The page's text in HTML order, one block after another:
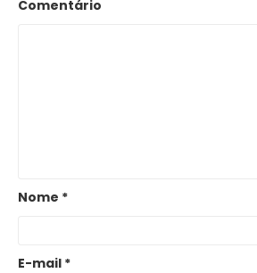
Comentário
Nome *
E-mail *